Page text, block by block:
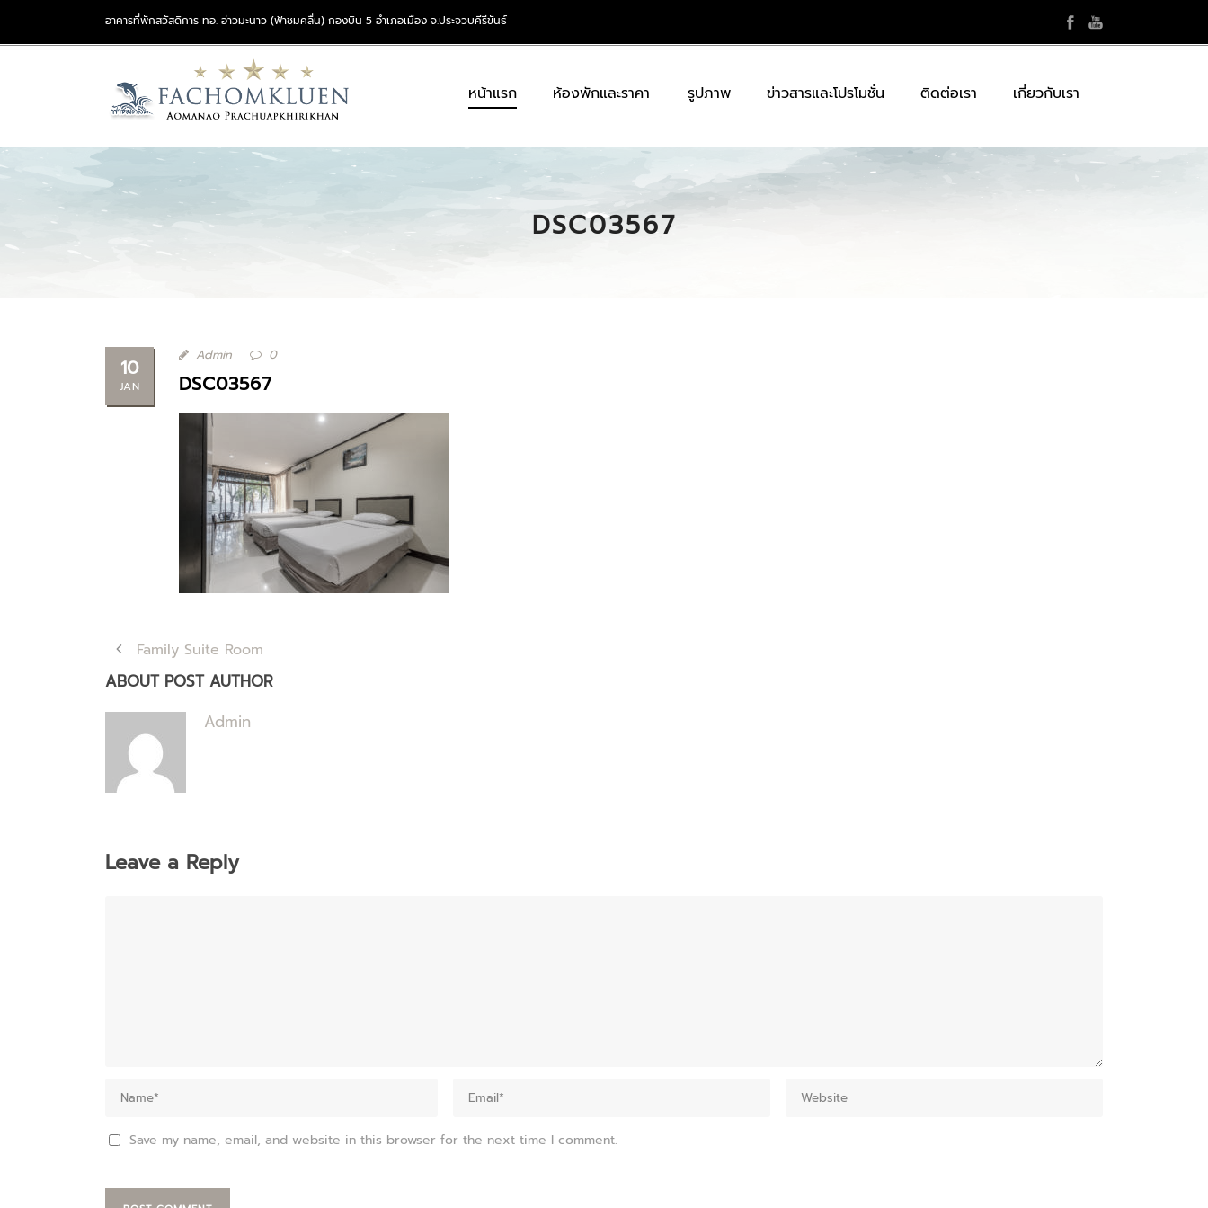
อาคารที่พักสวัสดิการ ทอ. อ่าวมะนาว (ฟ้าชมคลื่น) กองบิน 5 อำเภอเมือง จ.ประจวบคีรีขันธ์
หน้าแรก ห้องพักและราคา รูปภาพ ข่าวสารและโปรโมชั่น ติดต่อเรา เกี่ยวกับเรา
DSC03567
10
JAN
Admin 0
DSC03567
Family Suite Room
ABOUT POST AUTHOR
Admin
Leave a Reply
Save my name, email, and website in this browser for the next time I comment.